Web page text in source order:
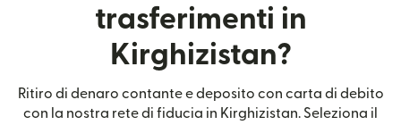
trasferimenti in
Kirghizistan?
Ritiro di denaro contante e deposito con carta di debito
con la nostra rete di fiducia in Kirghizistan. Seleziona il